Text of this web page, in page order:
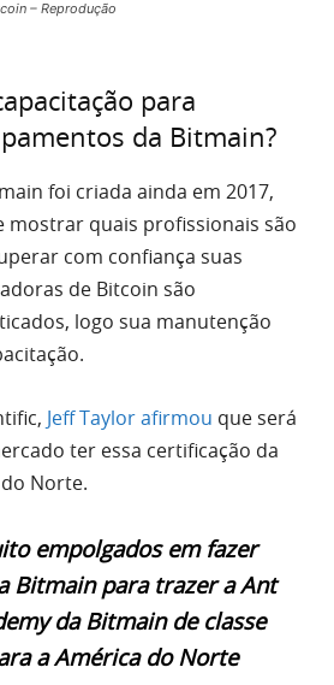
– Reprodução
para
da Bitmain?
foi criada ainda em 2017,
mostrar quais profissionais são
com confiança suas
de Bitcoin são
logo sua manutenção
Jeff Taylor afirmou que será
ter essa certificação da
Norte.
empolgados em fazer
Bitmain para trazer a Ant
da Bitmain de classe
a América do Norte